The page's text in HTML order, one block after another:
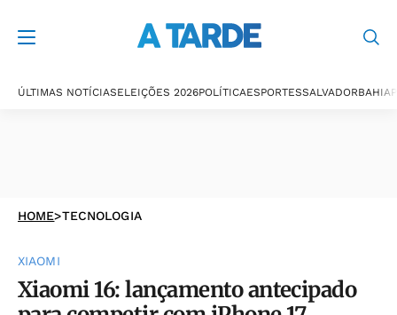
ÚLTIMAS NOTÍCIASELEIÇÕES 2026POLÍTICAESPORTESSALVADORBAHIA
HOME>TECNOLOGIA
XIAOMI
Xiaomi 16: lançamento antecipado